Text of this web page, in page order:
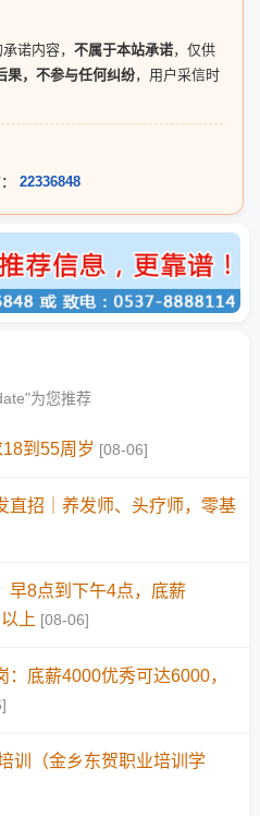
诺内容， 不属于本站承诺，仅供
果，不参与任何纠纷，用户采信时
22336848
为您推荐
到55周岁 [08-06]
直招｜养发师、头疗师，零基
早8点到下午4点，底薪
上 [08-06]
底薪4000优秀可达6000，
训（金乡东贺职业培训学